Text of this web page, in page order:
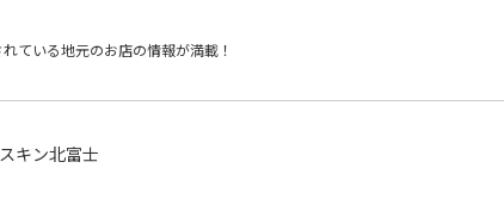
ている地元のお店の情報が満載！
キン北富士